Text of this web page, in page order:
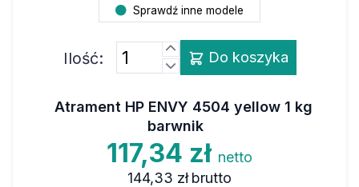
Sprawdź inne modele
Ilość: Do koszyka
Atrament HP ENVY 4504 yellow 1 kg
barwnik
117,34 zł netto
144,33 zł brutto